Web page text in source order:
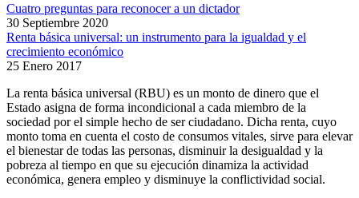
Cuatro preguntas para reconocer a un dictador
30 Septiembre 2020
Renta básica universal: un instrumento para la igualdad y el
crecimiento económico
25 Enero 2017
La renta básica universal (RBU) es un monto de dinero que el
Estado asigna de forma incondicional a cada miembro de la
sociedad por el simple hecho de ser ciudadano. Dicha renta, cuyo
monto toma en cuenta el costo de consumos vitales, sirve para elevar
el bienestar de todas las personas, disminuir la desigualdad y la
pobreza al tiempo en que su ejecución dinamiza la actividad
económica, genera empleo y disminuye la conflictividad social.